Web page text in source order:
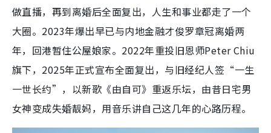
做直播，再到离婚后全面复出，人生和事业都走了一个
大圈。2023年爆出早已与内地金融才俊罗章冠离婚两
年，回港暂住公屋娘家。2022年重投旧恩师Peter Chiu
旗下，2025年正式宣布全面复出，与旧经纪人签“一生
一世长约”，以新歌《由自可》重返乐坛，由昔日宅男
女神变成失婚靓妈，用音乐讲自己这几年的心路历程。